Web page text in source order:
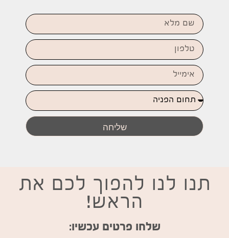
שליחה
תנו לנו להפוך לכם את
הראש!
שלחו פרטים עכשיו: